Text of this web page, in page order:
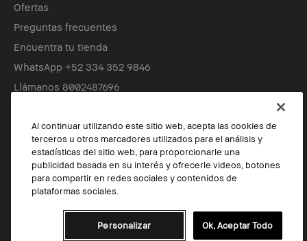
Ofertas
Preguntas frecuentes
Encuentra tu tienda
WhatsApp +52 334 352 9846
Llámanos 8002487696
Síguenos
© Bobbi Brown Professional Cosmetics, Inc. Reservados todos los
TÉRMINOS Y CONDICIONES
POLÍTICA DE PRIVACIDAD
Al continuar utilizando este sitio web, acepta las cookies de
terceros u otros marcadores utilizados para el análisis y
estadísticas del sitio web, para proporcionarle una
publicidad basada en su interés y ofrecerle videos, botones
para compartir en redes sociales y contenidos de
plataformas sociales.
Personalizar Ok, Aceptar Todo